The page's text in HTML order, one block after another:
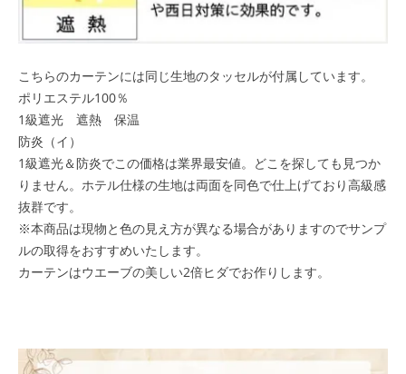
こちらのカーテンには同じ生地のタッセルが付属しています。
ポリエステル100％
1級遮光 遮熱 保温
防炎（イ）
1級遮光＆防炎でこの価格は業界最安値。どこを探しても見つか
りません。ホテル仕様の生地は両面を同色で仕上げており高級感
抜群です。
※本商品は現物と色の見え方が異なる場合がありますのでサンプ
ルの取得をおすすめいたします。
カーテンはウエーブの美しい2倍ヒダでお作りします。